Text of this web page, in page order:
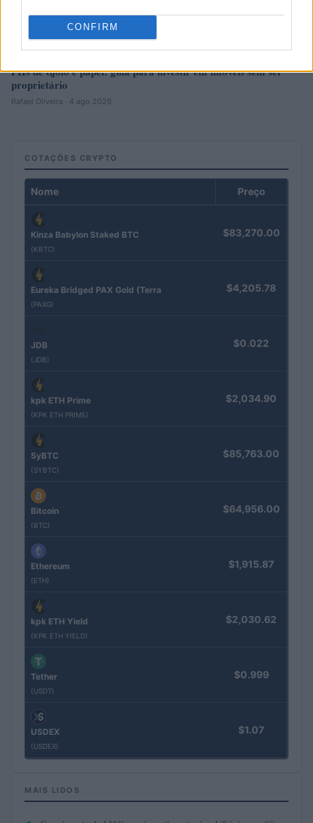
CONFIRM
FIIs de tijolo e papel: guia para investir em imóveis sem ser
proprietário
Rafael Oliveira · 4 ago 2026
COTAÇÕES CRYPTO
Nome Preço
Kinza Babylon Staked BTC
(KBTC)
$83,270.00
Eureka Bridged PAX Gold (Terra
(PAXG)
$4,205.78
JDB
(JDB)
$0.022
kpk ETH Prime
(KPK ETH PRIME)
$2,034.90
SyBTC
(SYBTC)
$85,763.00
Bitcoin
(BTC)
$64,956.00
Ethereum
(ETH)
$1,915.87
kpk ETH Yield
(KPK ETH YIELD)
$2,030.62
Tether
(USDT)
$0.999
USDEX
(USDEX)
$1.07
MAIS LIDOS